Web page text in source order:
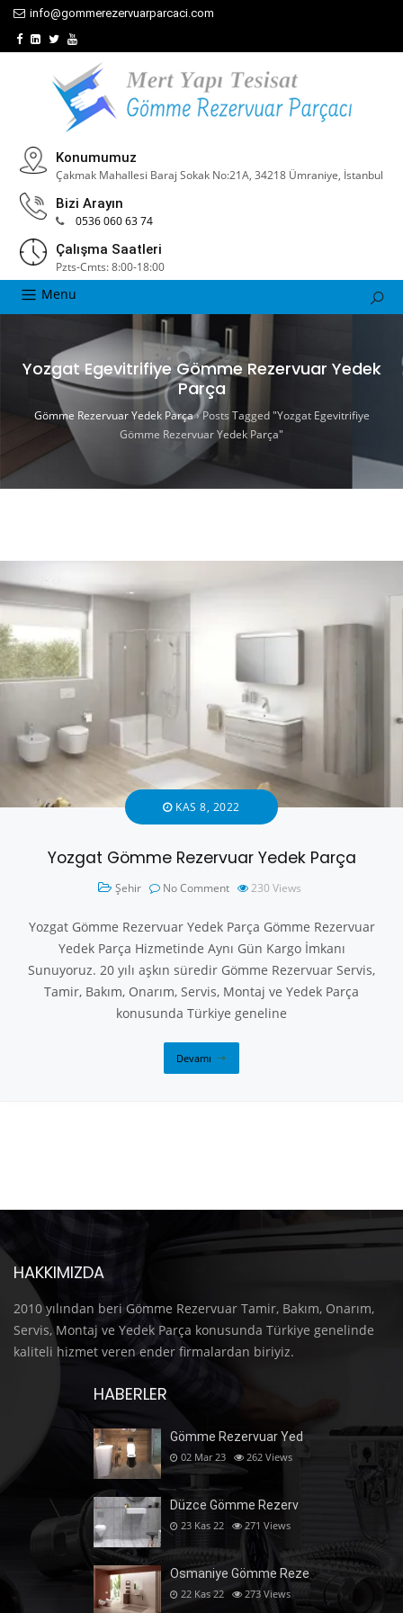
info@gommerezervuarparcaci.com
Konumumuz
Çakmak Mahallesi Baraj Sokak No:21A, 34218 Ümraniye, İstanbul
Bizi Arayın
0536 060 63 74
Çalışma Saatleri
Pzts-Cmts: 8:00-18:00
Menu
Yozgat Egevitrifiye Gömme Rezervuar Yedek
Parça
Gömme Rezervuar Yedek Parça›Posts Tagged "Yozgat Egevitrifiye
Gömme Rezervuar Yedek Parça"
KAS 8, 2022
Yozgat Gömme Rezervuar Yedek Parça
Şehir No Comment 230 Views
Yozgat Gömme Rezervuar Yedek Parça Gömme Rezervuar
Yedek Parça Hizmetinde Aynı Gün Kargo İmkanı
Sunuyoruz. 20 yılı aşkın süredir Gömme Rezervuar Servis,
Tamir, Bakım, Onarım, Servis, Montaj ve Yedek Parça
konusunda Türkiye geneline
Devamı
HAKKIMIZDA
2010 yılından beri Gömme Rezervuar Tamir, Bakım, Onarım,
Servis, Montaj ve Yedek Parça konusunda Türkiye genelinde
kaliteli hizmet veren ender firmalardan biriyiz.
HABERLER
Gömme Rezervuar Yed
02 Mar 23 262 Views
Düzce Gömme Rezerv
23 Kas 22 271 Views
Osmaniye Gömme Reze
22 Kas 22 273 Views